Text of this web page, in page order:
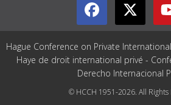
Hague Conference on Private
Haye de droit international privé -
Derecho Internacional
© HCCH 1951-2026. All Rights